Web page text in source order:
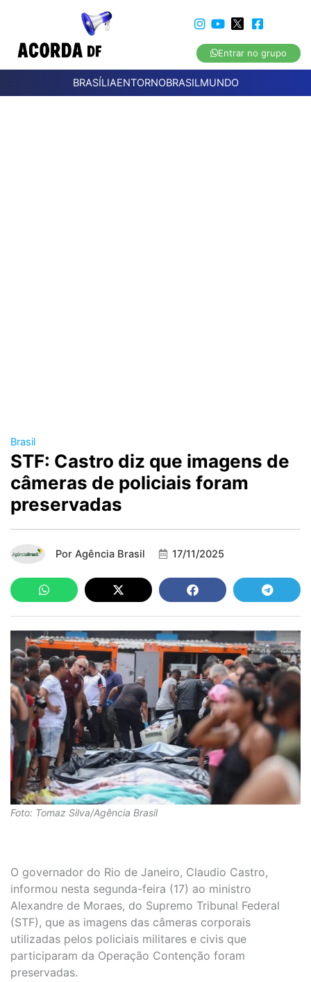
Entrar no grupo
BRASÍLIAENTORNOBRASILMUNDO
Brasil
STF: Castro diz que imagens de
câmeras de policiais foram
preservadas
Por Agência Brasil 17/11/2025
Foto: Tomaz Silva/Agência Brasil
O governador do Rio de Janeiro, Claudio Castro,
informou nesta segunda-feira (17) ao ministro
Alexandre de Moraes, do Supremo Tribunal Federal
(STF), que as imagens das câmeras corporais
utilizadas pelos policiais militares e civis que
participaram da Operação Contenção foram
preservadas.